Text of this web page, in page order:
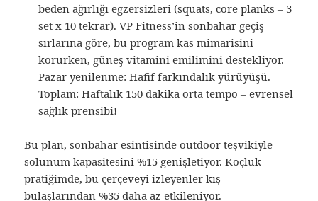
beden ağırlığı egzersizleri (squats, core planks – 3
set x 10 tekrar). VP Fitness’in sonbahar geçiş
sırlarına göre, bu program kas mimarisini
korurken, güneş vitamini emilimini destekliyor.
Pazar yenilenme: Hafif farkındalık yürüyüşü.
Toplam: Haftalık 150 dakika orta tempo – evrensel
sağlık prensibi!
Bu plan, sonbahar esintisinde outdoor teşvikiyle
solunum kapasitesini %15 genişletiyor. Koçluk
pratiğimde, bu çerçeveyi izleyenler kış
bulaşlarından %35 daha az etkileniyor.